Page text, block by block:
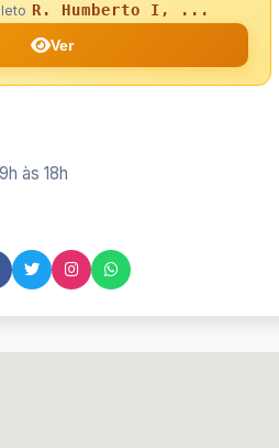
R. Humberto I, ...
Ver
às 18h